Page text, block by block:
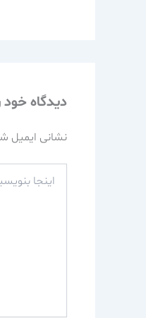
دیدگاه‌ خود
نشانی ایمیل
بنویسید…